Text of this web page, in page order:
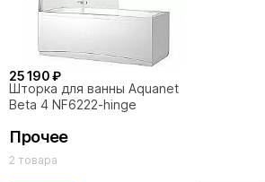
25 190 ₽
Шторка для ванны Aquanet
Beta 4 NF6222-hinge
Прочее
2 товара